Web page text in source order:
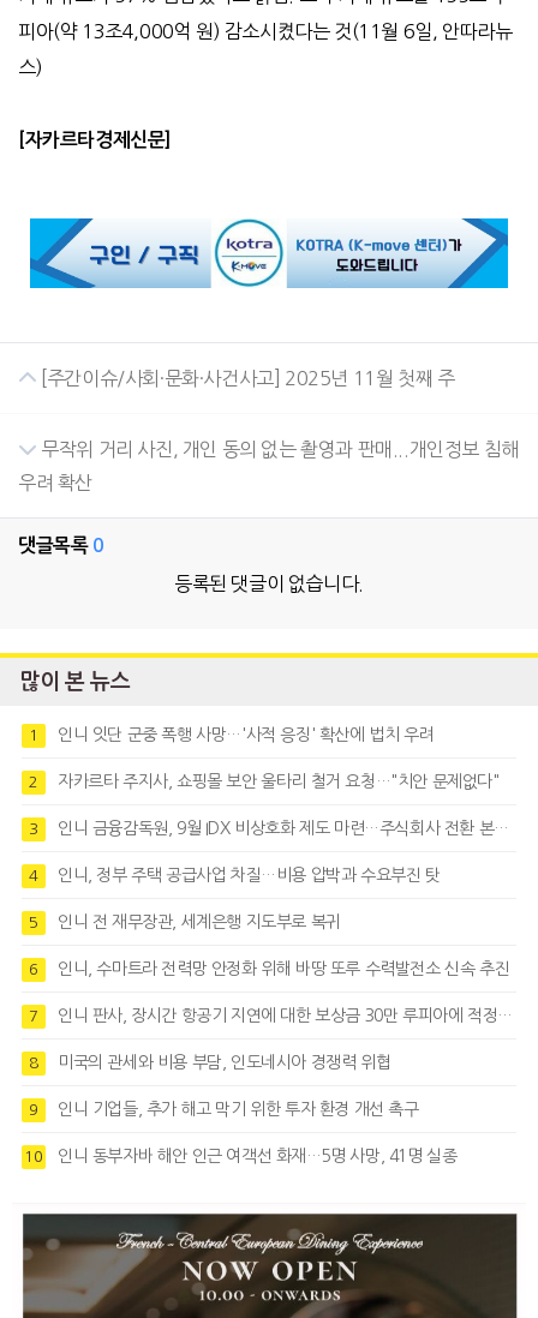
피아(약13조4,000억 원 ) 감소시켰다는 것(11 월 6일
안따라뉴
스)
자카르타경제신문]
[주간이슈/사회·문화·사건사고] 2025년 11월 첫째 주
무작위 거리 사진, 개인 동의 없는 촬영과 판매...개인정보 침해
우려 확산
댓글목록 0
등록된 댓글이 없습니다.
많이 본 뉴스
1 인니 잇단 군중 폭행 사망…'사적 응징' 확산에 법치 우려
2 자카르타 주지사, 쇼핑몰 보안 울타리 철거 요청…"치안 문제없다"
3 인니 금융감독원, 9월 IDX 비상호화 제도 마련…주식회사 전환 본격화
4 인니, 정부 주택 공급사업 차질…비용 압박과 수요부진 탓
5 인니 전 재무장관, 세계은행 지도부로 복귀
6 인니, 수마트라 전력망 안정화 위해 바땅 또루 수력발전소 신속 추진
7 인니 판사, 장시간 항공기 지연에 대한 보상금 30만 루피아에 적정성 제기
8 미국의 관세와 비용 부담, 인도네시아 경쟁력 위협
9 인니 기업들, 추가 해고 막기 위한 투자 환경 개선 촉구
10 인니 동부자바 해안 인근 여객선 화재…5명 사망, 41명 실종